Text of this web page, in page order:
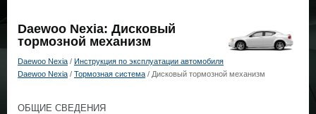
Daewoo Nexia: Дисковый
тормозной механизм
Daewoo Nexia / Инструкция по эксплуатации автомобиля
Daewoo Nexia / Тормозная система / Дисковый тормозной механизм
ОБЩИЕ СВЕДЕНИЯ